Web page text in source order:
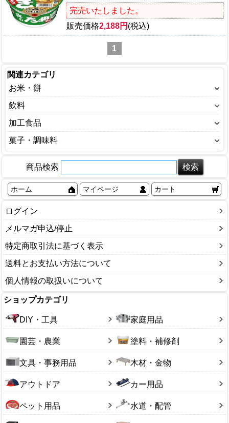
完売いたしました。
販売価格2,188円 (税込)
1
関連カテゴリ
お米・餅
白米
玄米
餅
もち米
飲料
お茶・ドリンク
ソフトドリンク
ミネラルウォーター
野菜・果汁
加工食品
カップ麺
乾麺
海苔
菓子・調味料
穀物
調味料
商品検索
ホーム マイページ カート
ログイン
メルマガ申込/停止
特定商取引法に基づく表示
送料とお支払い方法について
個人情報の取扱いについて
ショップカテゴリ
DIY・工具 家庭用品
園芸・農業 塗料・補修剤
文具・事務用品 木材・金物
アウトドア カー用品
ペット用品 水道・配管